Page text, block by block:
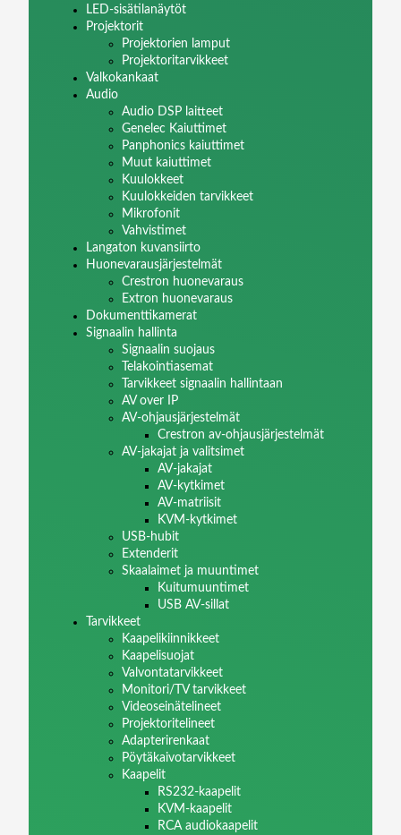
LED-sisätilanäytöt
Projektorit
Projektorien lamput
Projektoritarvikkeet
Valkokankaat
Audio
Audio DSP laitteet
Genelec Kaiuttimet
Panphonics kaiuttimet
Muut kaiuttimet
Kuulokkeet
Kuulokkeiden tarvikkeet
Mikrofonit
Vahvistimet
Langaton kuvansiirto
Huonevarausjärjestelmät
Crestron huonevaraus
Extron huonevaraus
Dokumenttikamerat
Signaalin hallinta
Signaalin suojaus
Telakointiasemat
Tarvikkeet signaalin hallintaan
AV over IP
AV-ohjausjärjestelmät
Crestron av-ohjausjärjestelmät
AV-jakajat ja valitsimet
AV-jakajat
AV-kytkimet
AV-matriisit
KVM-kytkimet
USB-hubit
Extenderit
Skaalaimet ja muuntimet
Kuitumuuntimet
USB AV-sillat
Tarvikkeet
Kaapelikiinnikkeet
Kaapelisuojat
Valvontatarvikkeet
Monitori/TV tarvikkeet
Videoseinätelineet
Projektoritelineet
Adapterirenkaat
Pöytäkaivotarvikkeet
Kaapelit
RS232-kaapelit
KVM-kaapelit
RCA audiokaapelit